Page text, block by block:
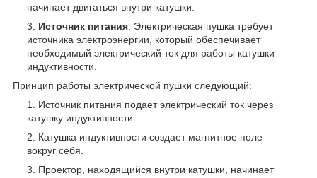
начинает двигаться внутри катушки.
Источник питания: Электрическая пушка требует
источника электроэнергии, который обеспечивает
необходимый электрический ток для работы катушки
индуктивности.
Принцип работы электрической пушки следующий:
Источник питания подает электрический ток через
катушку индуктивности.
Катушка индуктивности создает магнитное поле
вокруг себя.
Проектор, находящийся внутри катушки, начинает